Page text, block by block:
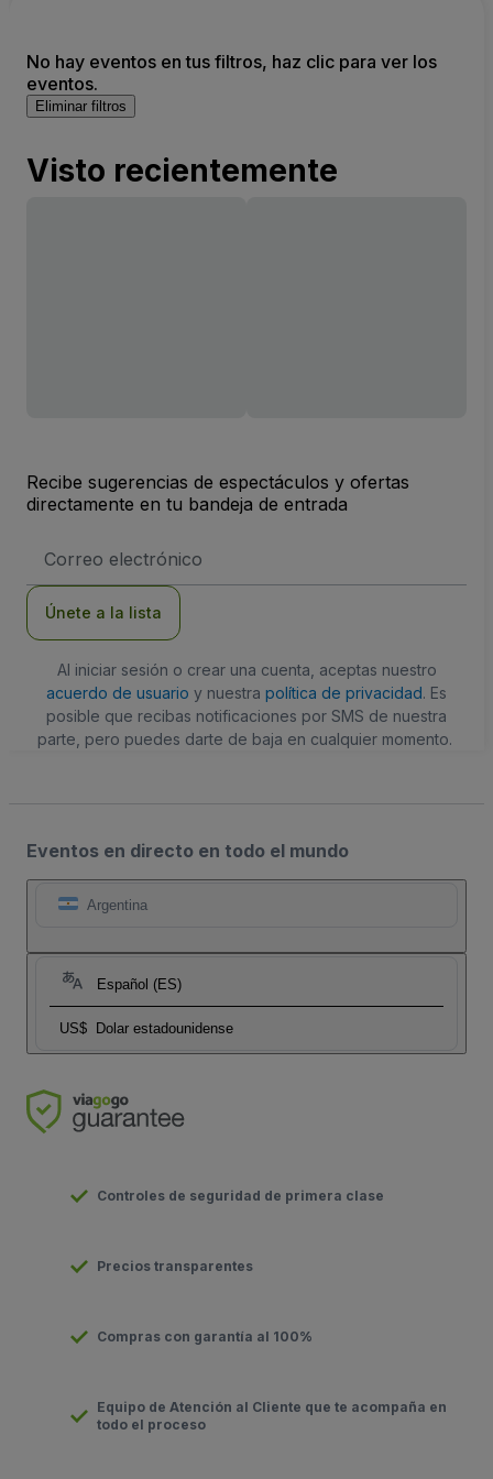
No hay eventos en tus filtros, haz clic para ver los
eventos.
Eliminar filtros
Visto recientemente
Recibe sugerencias de espectáculos y ofertas
directamente en tu bandeja de entrada
de
Únete a la lista
Al iniciar sesión o crear una cuenta, aceptas nuestro
acuerdo de usuario y nuestra política de privacidad. Es
posible que recibas notificaciones por SMS de nuestra
parte, pero puedes darte de baja en cualquier momento.
Eventos en directo en todo el mundo
Argentina
Español (ES)
US$ Dolar estadounidense
Controles de seguridad de primera clase
Precios transparentes
Compras con garantía al 100%
Equipo de Atención al Cliente que te acompaña en
todo el proceso